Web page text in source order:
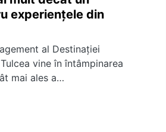
experiențele din
al Destinației
vine în întâmpinarea
mai ales a…